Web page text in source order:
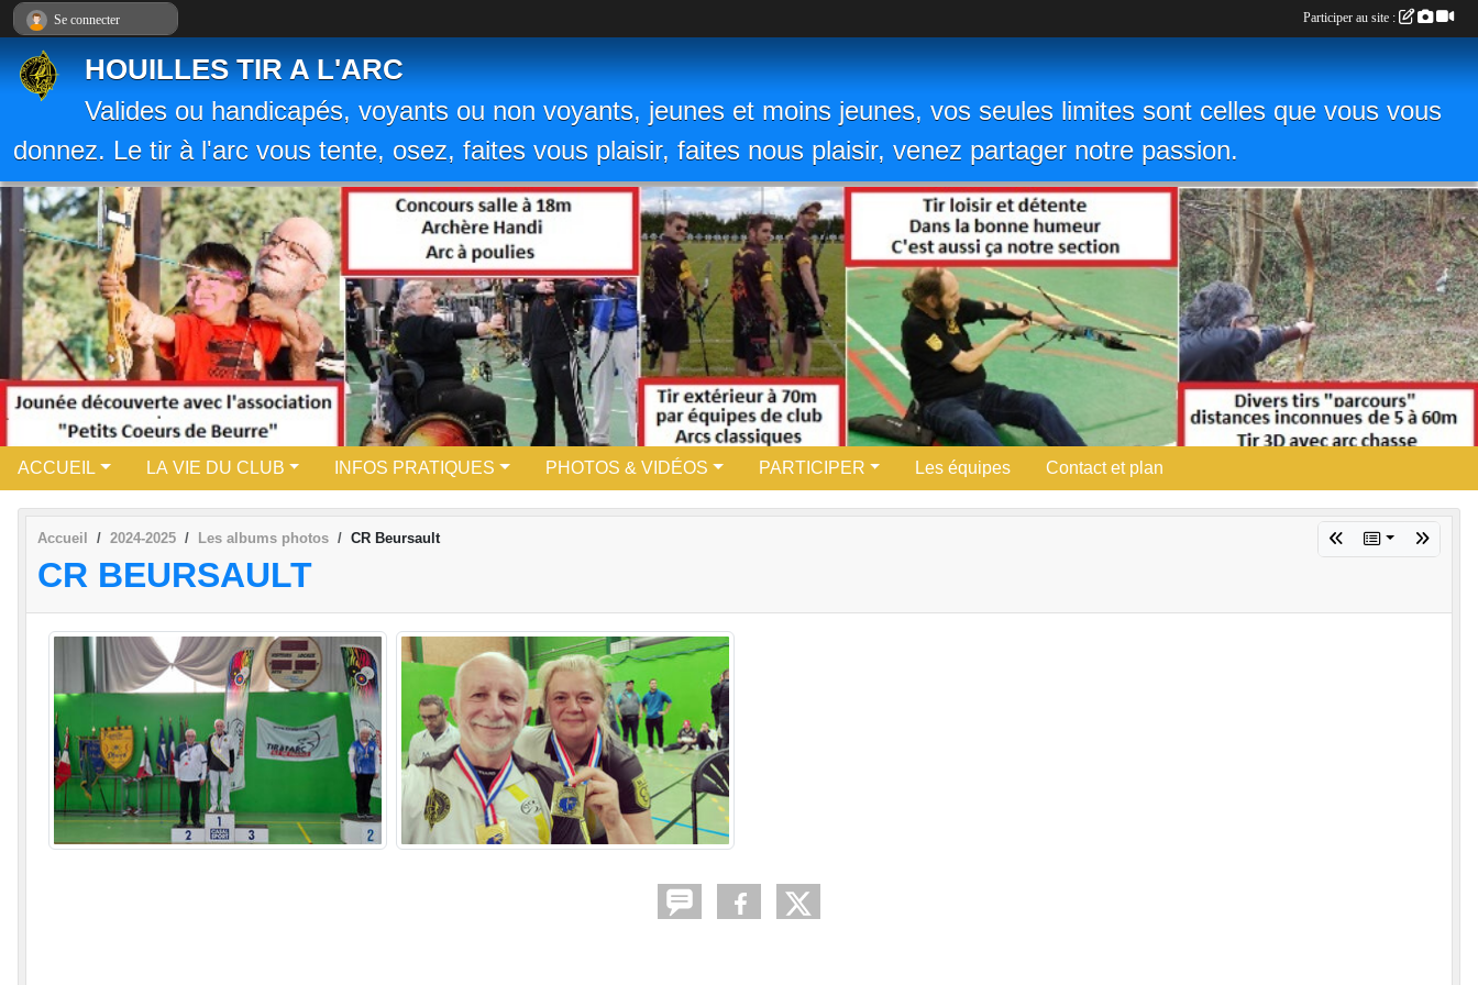
HOUILLES TIR A L'ARC
Valides ou handicapés, voyants ou non voyants, jeunes et moins jeunes, vos seules limites sont celles que vous vous
donnez. Le tir à l'arc vous tente, osez, faites vous plaisir, faites nous plaisir, venez partager notre passion.
ACCUEIL LA VIE DU CLUB INFOS PRATIQUES PHOTOS & VIDÉOS PARTICIPER Les équipes Contact et plan
Accueil 2024-2025 Les albums photos CR Beursault
CR BEURSAULT
Se connecter Participer au site :
Panneau de gestion des cookies